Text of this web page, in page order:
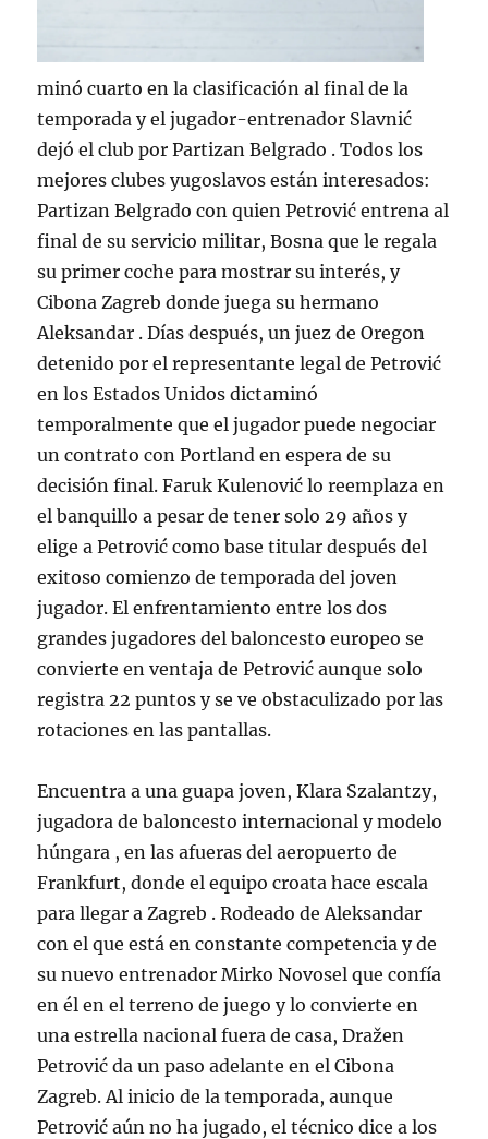
minó cuarto en la clasificación al final de la
temporada y el jugador-entrenador Slavnić
dejó el club por Partizan Belgrado . Todos los
mejores clubes yugoslavos están interesados:
Partizan Belgrado con quien Petrović entrena al
final de su servicio militar, Bosna que le regala
su primer coche para mostrar su interés, y
Cibona Zagreb donde juega su hermano
Aleksandar . Días después, un juez de Oregon
detenido por el representante legal de Petrović
en los Estados Unidos dictaminó
temporalmente que el jugador puede negociar
un contrato con Portland en espera de su
decisión final. Faruk Kulenović lo reemplaza en
el banquillo a pesar de tener solo 29 años y
elige a Petrović como base titular después del
exitoso comienzo de temporada del joven
jugador. El enfrentamiento entre los dos
grandes jugadores del baloncesto europeo se
convierte en ventaja de Petrović aunque solo
registra 22 puntos y se ve obstaculizado por las
rotaciones en las pantallas.
Encuentra a una guapa joven, Klara Szalantzy,
jugadora de baloncesto internacional y modelo
húngara , en las afueras del aeropuerto de
Frankfurt, donde el equipo croata hace escala
para llegar a Zagreb . Rodeado de Aleksandar
con el que está en constante competencia y de
su nuevo entrenador Mirko Novosel que confía
en él en el terreno de juego y lo convierte en
una estrella nacional fuera de casa, Dražen
Petrović da un paso adelante en el Cibona
Zagreb. Al inicio de la temporada, aunque
Petrović aún no ha jugado, el técnico dice a los